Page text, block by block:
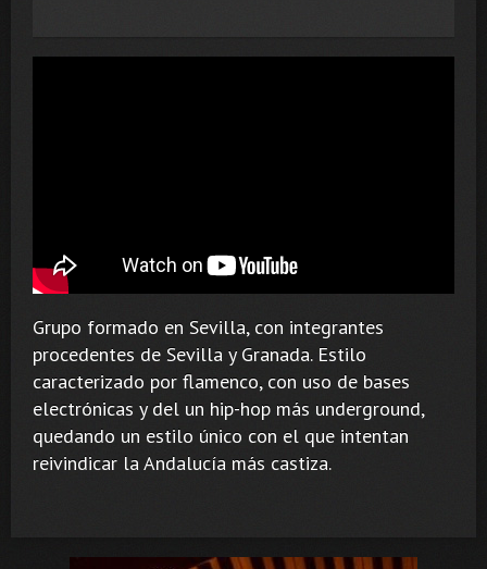
Grupo formado en Sevilla, con integrantes
procedentes de Sevilla y Granada. Estilo
caracterizado por flamenco, con uso de bases
electrónicas y del un hip-hop más underground,
quedando un estilo único con el que intentan
reivindicar la Andalucía más castiza.